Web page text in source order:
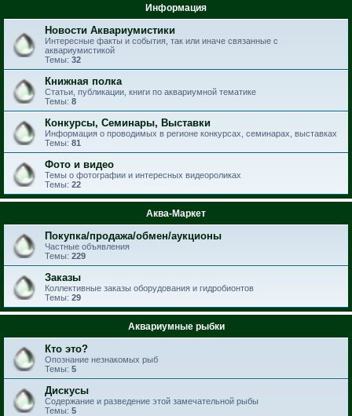
Информация
Новости Аквариумистики
Интересные факты и события, так или иначе связанные с
аквариумистикой
Темы: 32
Книжная полка
Статьи, публикации, книги по аквариумной тематике
Темы: 8
Конкурсы, Семинары, Выставки
Информация о проводимых в регионе конкурсах, семинарах, выставках
Темы: 81
Фото и видео
Темы о фотографии и интересных видеороликах
Темы: 22
Аква-Маркет
Покупка/продажа/обмен/аукционы
Частные объявления
Темы: 229
Заказы
Коллективные заказы оборудования и гидробионтов
Темы: 29
Аквариумные рыбки
Кто это?
Опознание незнакомых рыб
Темы: 5
Дискусы
Содержание и разведение этой замечательной рыбы
Темы: 5